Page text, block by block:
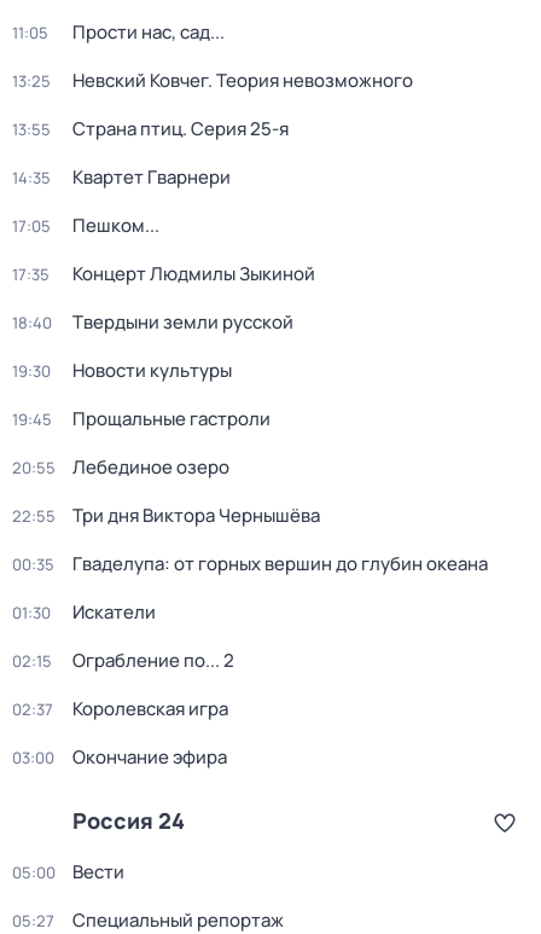
11:05 Прости нас, сад...
13:25 Невский Ковчег. Теория невозможного
13:55 Страна птиц. Серия 25-я
14:35 Квартет Гварнери
17:05 Пешком...
17:35 Концерт Людмилы Зыкиной
18:40 Твердыни земли русской
19:30 Новости культуры
19:45 Прощальные гастроли
20:55 Лебединое озеро
22:55 Три дня Виктора Чернышёва
00:35 Гваделупа: от горных вершин до глубин океана
01:30 Искатели
02:15 Ограбление по... 2
02:37 Королевская игра
03:00 Окончание эфира
Россия 24
05:00 Вести
05:27 Специальный репортаж